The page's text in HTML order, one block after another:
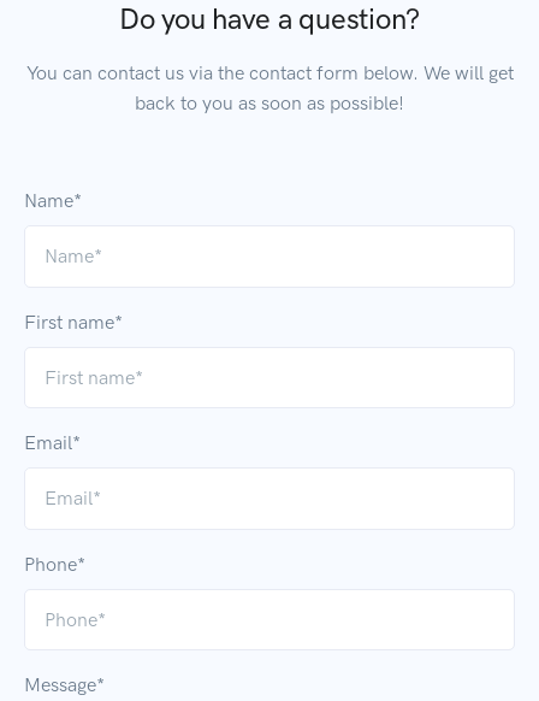
Do you have a question?
You can contact us via the contact form below. We will get
back to you as soon as possible!
Name*
First name*
Email*
Phone*
Message*